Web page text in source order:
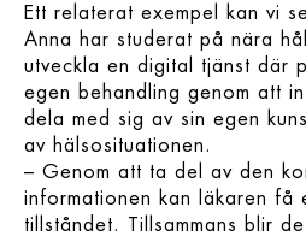
Ett relaterat exempel kan vi
Anna har studerat på nära
utveckla en digital tjänst där
egen behandling genom att
dela med sig av sin egen
av hälsosituationen.
– Genom att ta del av den
informationen kan läkaren få
tillståndet. Tillsammans blir